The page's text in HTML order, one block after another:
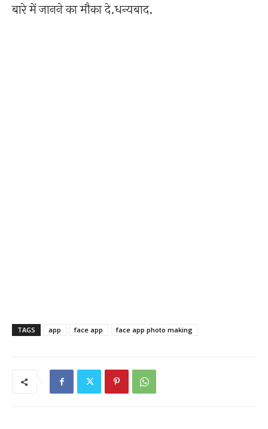
बारे में जानने का मौका दे.धन्यबाद.
TAGS app face app face app photo making